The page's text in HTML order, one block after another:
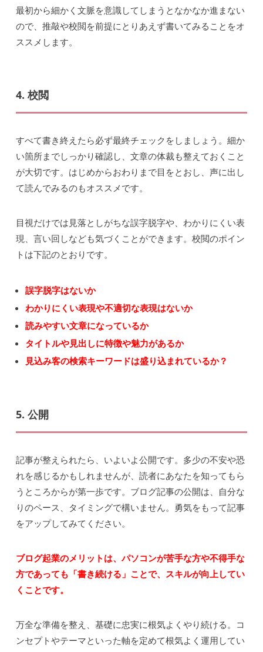
最初から細かく文脈を意識してしまうとなかなか進まない
ので、推敲や校閲を前提にとりあえず書いてみることをオ
ススメします。
4. 校閲
すべて書き終えたら必ず最終チェックをしましょう。細か
い箇所までしっかり確認し、文章の体裁も整えておくこと
が大切です。はじめからおわりまで目をとおし、声に出し
て読んでみるのもオススメです。
目視だけでは見落としがちな誤字脱字や、わかりにくい表
現、言い回しなども気づくことができます。校閲のポイン
トは下記のとおりです。
誤字脱字はないか
わかりにくい表現や不適切な表現はないか
読みやすい文章になっているか
タイトルや見出しに特徴や魅力があるか
見込み客の検索キーワードは盛り込まれているか？
5. 公開
記事が整えられたら、いよいよ公開です。多少の不安や恐
れを感じるかもしれませんが、読者にあなたを知ってもら
うところからが第一歩です。ブログ記事の公開は、自分な
りのペース、タイミングで構いません。勇気をもって記事
をアップしてみてください。
ブログ起業のメリットは、パソコンが苦手な方や不得手な
方であっても「書き続ける」ことで、スキルが向上してい
くことです。
万全な準備を整え、基礎に忠実に根気よくやり続ける。コ
ンセプトやテーマといった軸を定めて根気よく運用してい